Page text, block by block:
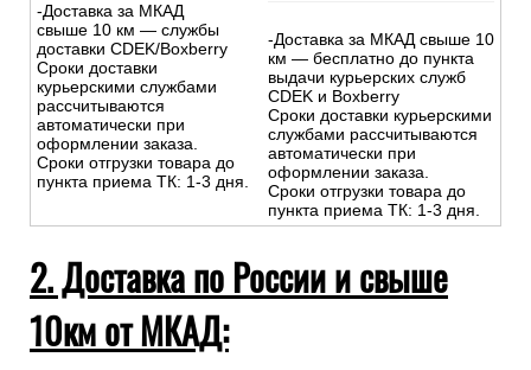
-Доставка за МКАД
свыше 10 км — службы
доставки CDEK/Boxberry
Сроки доставки
курьерскими службами
рассчитываются
автоматически при
оформлении заказа.
Сроки отгрузки товара до
пункта приема ТК: 1-3 дня.
-Доставка за МКАД свыше 10
км — бесплатно до пункта
выдачи курьерских служб
CDEK и Boxberry
Сроки доставки курьерскими
службами рассчитываются
автоматически при
оформлении заказа.
Сроки отгрузки товара до
пункта приема ТК: 1-3 дня.
2. Доставка по России и свыше
10км от МКАД: